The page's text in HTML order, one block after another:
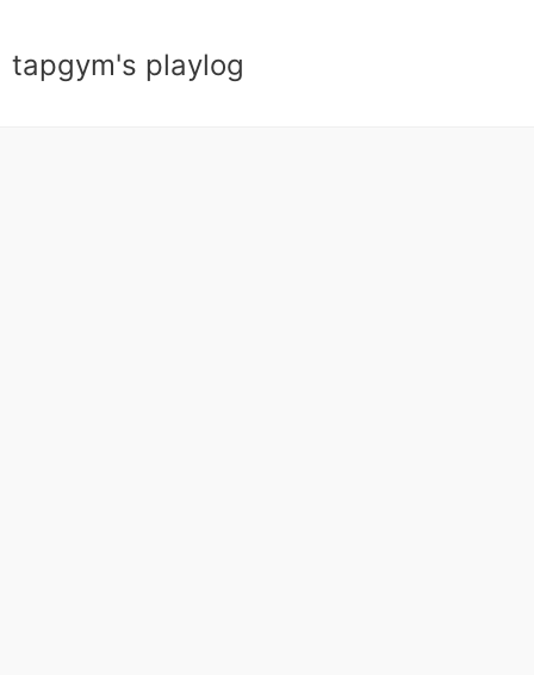
tapgym's playlog